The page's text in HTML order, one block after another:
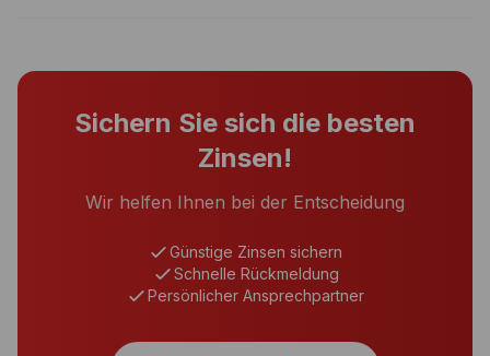
Sichern Sie sich die besten
Zinsen!
Wir helfen Ihnen bei der Entscheidung
Günstige Zinsen sichern
Schnelle Rückmeldung
Persönlicher Ansprechpartner